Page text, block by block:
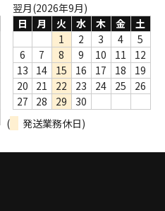
翌月(2026年9月)
日
月 火 水 木 金
土
1
2 3 4
5
6
7 8 9 10 11
12
13
14 15 16 17 18
19
20
21 22 23 24 25
26
27
28 29
30
(
発送業務休日)